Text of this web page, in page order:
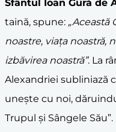
Sfântul Ioan Gură de
taină, spune: „Această
noastre, viața noastră,
izbăvirea noastră”. La
Alexandriei subliniază
unește cu noi,
Trupul și Sângele Său”.